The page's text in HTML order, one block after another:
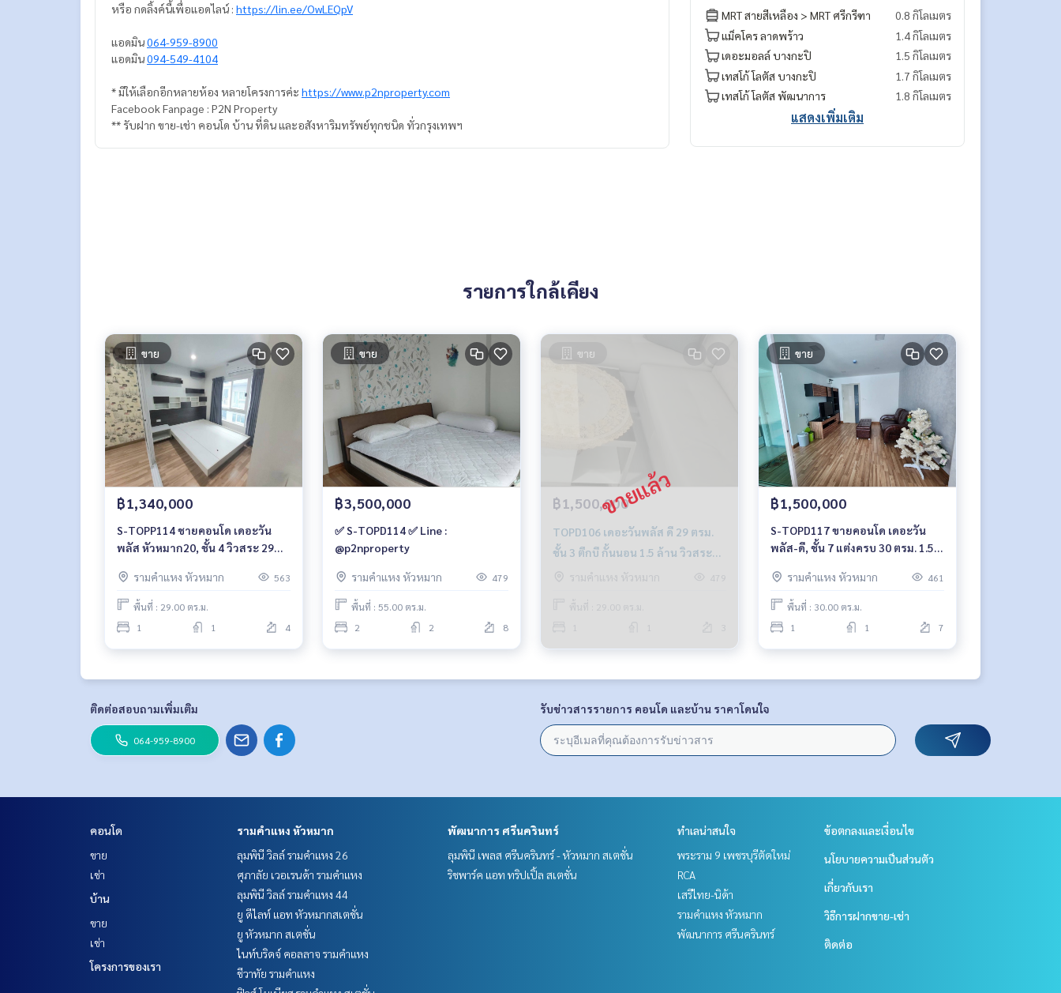
หรือ กดลิ้งค์นี้เพื่อแอดไลน์ : https://lin.ee/OwLEQpV
แอดมิน064-959-8900
แอดมิน094-549-4104
* มีให้เลือกอีกหลายห้อง หลายโครงการค่ะ https://www.p2nproperty.com
Facebook Fanpage : P2N Property
** รับฝาก ขาย-เช่า คอนโด บ้าน ที่ดิน และอสังหาริมทรัพย์ทุกชนิด ทั่วกรุงเทพฯ
MRT สายสีเหลือง > MRT ศรีกรีฑา
0.8 กิโลเมตร
แม็คโคร ลาดพร้าว
1.4 กิโลเมตร
เดอะมอลล์ บางกะปิ
1.5 กิโลเมตร
เทสโก้ โลตัส บางกะปิ
1.7 กิโลเมตร
เทสโก้ โลตัส​ พัฒนาการ
1.8 กิโลเมตร
แสดงเพิ่มเติม
รายการใกล้เคียง
ขาย
฿1,340,000
S-TOPP114 ชายคอนโด เดอะวัน
พลัส หัวหมาก20, ชั้น 4 วิวสระ 29
รามคำแหง หัวหมาก
563
พื้นที่ : 29.00 ตร.ม.
1
1 4
ขาย
฿3,500,000
✅ S-TOPD114 ✅ Line :
@p2nproperty
รามคำแหง หัวหมาก 479
พื้นที่ : 55.00 ตร.ม.
2
2 8
ขาย
฿1,500,000
TOPD106 เดอะวันพลัส ดี 29 ตรม.
ชั้น 3 ตึกบี กั้นนอน 1.5 ล้าน วิวสระ
092-597-4998
รามคำแหง หัวหมาก 479
พื้นที่ : 29.00 ตร.ม.
ขาย
฿1,500,000
S-TOPD117 ขายคอนโด เดอะวัน
พลัส-ดี, ชั้น 7 แต่งครบ 30 ตรม. 1.5
รามคำแหง หัวหมาก
461
พื้นที่ : 30.00 ตร.ม.
1
1 7
ติดต่อสอบถามเพิ่มเติม
064-959-8900
รับข่าวสารรายการ คอนโด และบ้าน ราคาโดนใจ
คอนโด
ขาย
เช่า
บ้าน
ขาย
เช่า
โครงการของเรา
รามคำแหง หัวหมาก
ลุมพินี วิลล์ รามคำแหง 26
ศุภาลัย เวอเรนด้า รามคำแหง
ลุมพินี วิลล์ รามคำแหง 44
ยู ดีไลท์ แอท หัวหมากสเตชั่น
ยู หัวหมาก สเตชั่น
ไนท์บริดจ์ คอลลาจ รามคำแหง
ชีวาทัย รามคำแหง
พัฒนาการ ศรีนครินทร์
ลุมพินี เพลส ศรีนครินทร์ - หัวหมาก สเตชั่น
ริชพาร์ค แอท ทริปเปิ้ล สเตชั่น
ทำเลน่าสนใจ
พระราม 9 เพชรบุรีตัดใหม่
RCA
เสรีไทย-นิด้า
รามคำแหง หัวหมาก
พัฒนาการ ศรีนครินทร์
ข้อตกลงและเงื่อนไข
นโยบายความเป็นส่วนตัว
เกี่ยวกับเรา
วิธีการฝากขาย-เช่า
ติดต่อ